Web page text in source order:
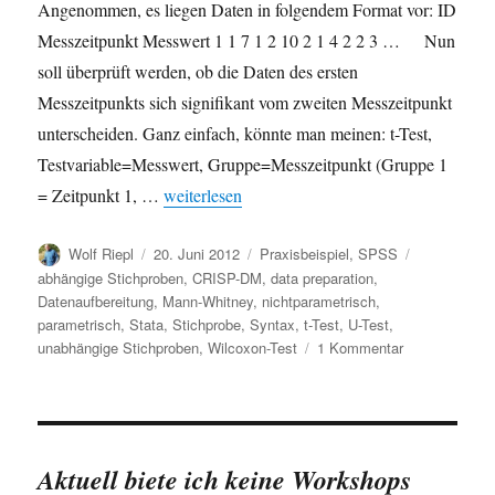
Angenommen, es liegen Daten in folgendem Format vor: ID
Messzeitpunkt Messwert 1 1 7 1 2 10 2 1 4 2 2 3 … Nun
soll überprüft werden, ob die Daten des ersten
Messzeitpunkts sich signifikant vom zweiten Messzeitpunkt
unterscheiden. Ganz einfach, könnte man meinen: t-Test,
Testvariable=Messwert, Gruppe=Messzeitpunkt (Gruppe 1
= Zeitpunkt 1, …„Datenaufbereitung für abhängige
weiterlesen
Autor
Wolf Riepl
Veröffentlicht
am
20. Juni 2012 Kategorien
Praxisbeispiel,SPSS
abhängige Stichproben,CRISP-DM,data preparation,
Datenaufbereitung, Mann-Whitney, nichtparametrisch,
parametrisch,Stata,Stichprobe,Syntax,t-Test, U-Test,
unabhängige Stichproben,Wilcoxon-Test 1 Kommentarzu
abhängige
und
Aktuell biete ich keine Workshops